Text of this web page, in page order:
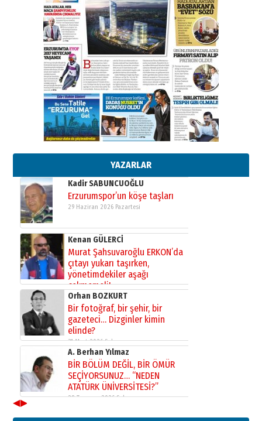
YAZARLAR
28 Temmuz 2026 Salı
Ahmet Gökhan YAZICI
Ahmed Yesevi’den bir Alperen…
”Reisimiz” idi… Hakka yürüdü.!
26 Mart 2026 Perşembe
Cem Bakırcı
Ardında bıraktığı hatıralarıyla
gönül adamı Faruk Terzioğlu!
13 Mayıs 2026 Çarşamba
Esat BİNDESEN
Başkan Sekmen’den Erzurum’a
bir vizyon proje daha!
02 Ağustos 2026 Pazar
Kadir SABUNCUOĞLU
Erzurumspor’un köşe taşları
29 Haziran 2026 Pazartesi
Kenan GÜLERCİ
Murat Şahsuvaroğlu ERKON’da
çıtayı yukarı taşırken,
yönetimdekiler aşağı
çekmemeli!
17 Şubat 2026 SalıOrhan BOZKURT
Bir fotoğraf, bir şehir, bir
gazeteci… Dizginler kimin
elinde?
31 Mart 2026 Salı
A. Berhan Yılmaz
BİR BÖLÜM DEĞİL, BİR ÖMÜR
SEÇİYORSUNUZ… “NEDEN
ATATÜRK ÜNİVERSİTESİ?”
28 Temmuz 2026 Salı
◀▶